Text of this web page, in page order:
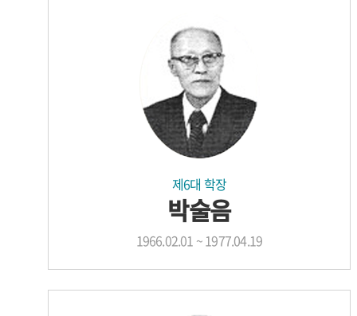
제6대 학장
박술음
1966.02.01 ~ 1977.04.19